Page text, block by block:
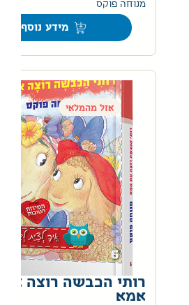
מנוחה פוקס
מידע נוסף
אזל מהמלאי
רותי הכבשה רוצה את
אמא